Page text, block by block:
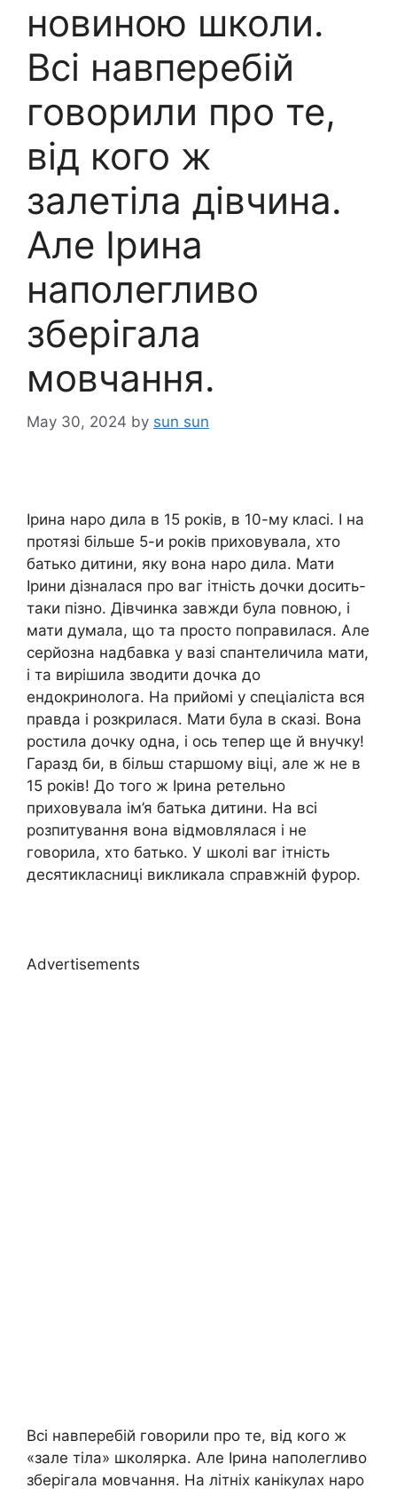
новиною школи.
Всі навперебій
говорили про те,
від кого ж
залeтіла дівчина.
Але Ірина
наполегливо
зберігала
мовчання.
May 30, 2024 by sun sun
Ірина наро дила в 15 років, в 10-му класі. І на
протязі більше 5-и років приховувала, хто
батько дитини, яку вона наро дила. Мати
Ірини дізналася про ваг ітність дочки досить-
таки пізно. Дівчинка завжди була повною, і
мати думала, що та просто поправилася. Але
серйозна надбавка у вазі спантеличила мати,
і та вирішила зводити дочка до
ендокринолога. На прийомі у спеціаліста вся
правда і розкрилася. Мати була в сказі. Вона
ростила дочку одна, і ось тепер ще й внучку!
Гаразд би, в більш старшому віці, але ж не в
15 років! До того ж Ірина ретельно
приховувала ім’я батька дитини. На всі
розпитування вона відмовлялася і не
говорила, хто батько. У школі ваг ітність
десятикласниці викликала справжній фурор.
Advertisements
Всі навперебій говорили про те, від кого ж
«зале тіла» школярка. Але Ірина наполегливо
зберігала мовчання. На літніх канікулах наро